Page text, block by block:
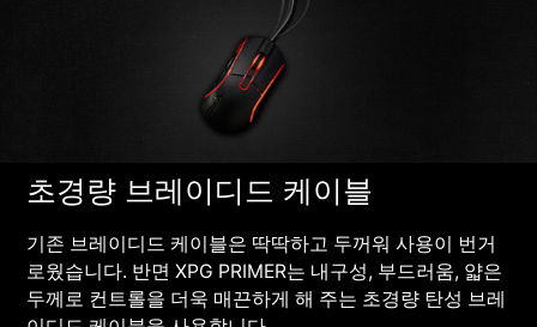
초경량 브레이디드 케이블
기존 브레이디드 케이블은 딱딱하고 두꺼워 사용이 번거
로웠습니다. 반면 XPG PRIMER는 내구성, 부드러움, 얇은
두께로 컨트롤을 더욱 매끈하게 해 주는 초경량 탄성 브레